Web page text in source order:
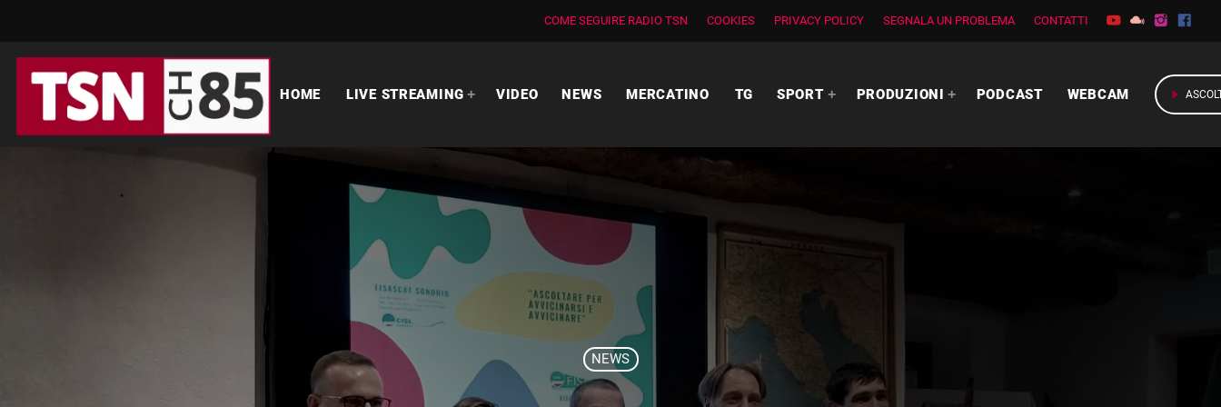
COME SEGUIRE RADIO TSN COOKIES PRIVACY POLICY SEGNALA UN PROBLEMA CONTATTI
HOME LIVE STREAMING VIDEO NEWS MERCATINO TG SPORT PRODUZIONI PODCAST WEBCAM play_arrow
NEWS